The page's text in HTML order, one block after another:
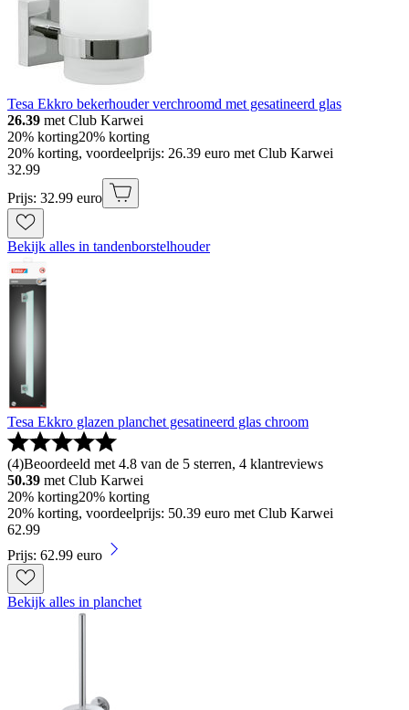
Tesa Ekkro bekerhouder verchroomd met gesatineerd glas
26.39 met Club Karwei
20% korting20% korting
20% korting, voordeelprijs: 26.39 euro met Club Karwei
32.99
Prijs: 32.99 euro
Bekijk alles in tandenborstelhouder
Tesa Ekkro glazen planchet gesatineerd glas chroom
(4)Beoordeeld met 4.8 van de 5 sterren, 4 klantreviews
50.39 met Club Karwei
20% korting20% korting
20% korting, voordeelprijs: 50.39 euro met Club Karwei
62.99
Prijs: 62.99 euro
Bekijk alles in planchet